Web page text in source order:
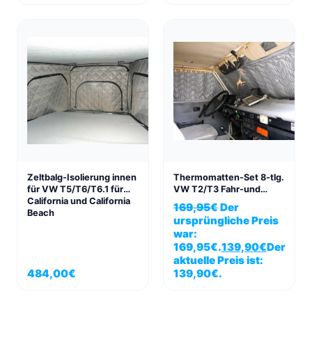
Zeltbalg-Isolierung innen
für VW T5/T6/T6.1 für
California und California
Beach
484,00€
Thermomatten-Set 8-tlg.
VW T2/T3 Fahr-und
Wohnraum
169,95€Der
ursprüngliche Preis
war:
169,95€.139,90€Der
aktuelle Preis ist:
139,90€.